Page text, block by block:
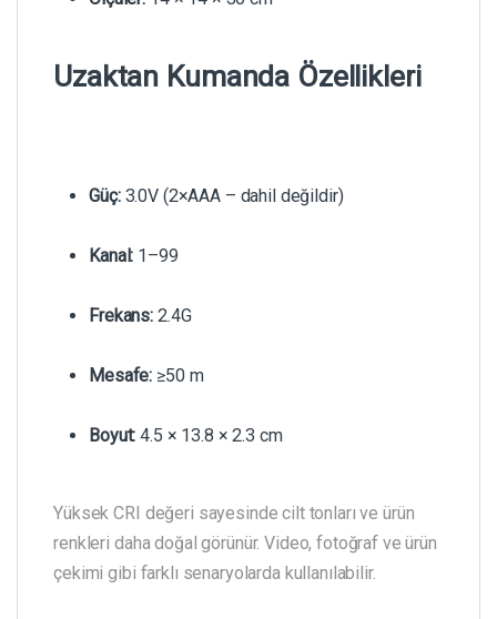
Uzaktan Kumanda Özellikleri
Güç:3.0V (2×AAA – dahil değildir)
Kanal: 1–99
Frekans: 2.4G
Mesafe: ≥50 m
Boyut: 4.5 × 13.8 × 2.3 cm
Yüksek CRI değeri sayesinde cilt tonları ve ürün
renkleri daha doğal görünür. Video, fotoğraf ve ürün
çekimi gibi farklı senaryolarda kullanılabilir.